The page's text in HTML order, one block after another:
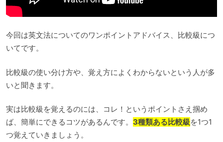
今回は英文法についてのワンポイントアドバイス、比較級につ
いてです。
比較級の使い分け方や、覚え方によくわからないという人が多
いと聞きます。
実は比較級を覚えるのには、コレ！というポイントさえ掴め
ば、簡単にできるコツがあるんです。 3種類ある比較級を1つ1
つ覚えていきましょう。